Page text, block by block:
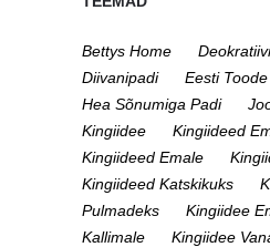
Bettys Home
Diivanipadi
Eesti Toode
Hea Sõnumiga Padi
Kingiidee
Kingiideed
Kingiideed Emale
Kingiideed Katskikuks
Pulmadeks
Kingiidee
Kallimale
Kingiidee